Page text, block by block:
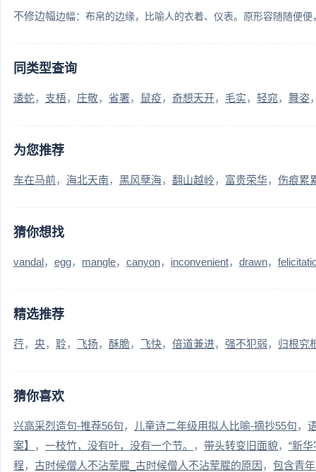
不修边幅边幅：布帛的边缘，比喻人的衣着、仪表。原形容随随便
同类型查询
逶蛇 支梧 庄敬 省署 鼠疫 奇想天开 毛实 轻窕 舞姿
为您推荐
车在马前 海北天南 黑风孽海 翻山越岭 富贵荣华 伤痕累
猜你想找
vandal egg mangle canyon inconvenient drawn
精选推荐
荇 央 聆 飞扬 酥脆 飞快 倍道兼进 强不犯弱 归根究
猜你喜欢
兴高采烈造句-推荐56句 儿童诗二年级用拟人比喻-摘抄55句
案】
一枝竹，没有叶，没有一个节。 带头转变旧面貌
“新
程
古时候僧人不沾荤腥_古时候僧人不沾荤腥的原因
包含青